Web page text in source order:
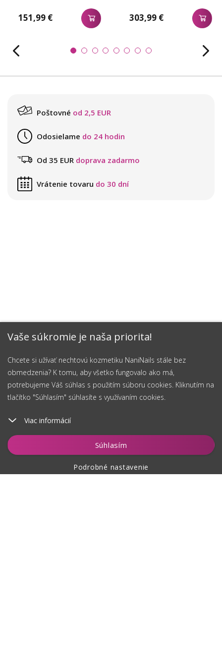
Vaše súkromie je naša priorita!
Chcete si užívať nechtovú kozmetiku NaniNails stále bez
obmedzenia? K tomu, aby všetko fungovalo ako má,
potrebujeme Váš súhlas s použitím súboru cookies. Kliknutím na
tlačítko "Súhlasím" súhlasíte s využívaním cookies.
Viac informácií
Súhlasím
Podrobné nastavenie
Vložiť do košíka
151,99 € 303,99 €
Poštovné od 2,5 EUR
Odosielame do 24 hodin
Od 35 EUR doprava zadarmo
Vrátenie tovaru do 30 dní